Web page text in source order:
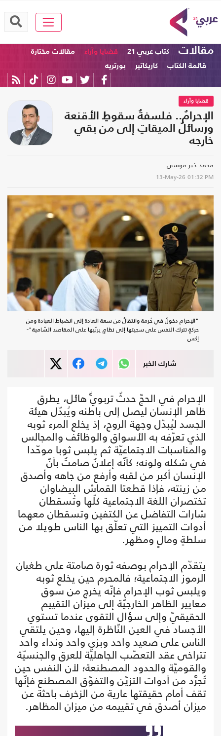
مقالات كتاب عربي 21 قضايا وآراء
مقالات مختارة
قائمة الكتاب
كاريكاتير بورتريه
قضايا وآراء
الإحرامُ.. فلسفةُ سقوطِ الأقنعة
ورسائلُ الميقاتِ إلى من بقي
خارجه
محمد خير موسى
13-May-26 01:32 PM
"الإحرام دخولٌ في حُرمة وانتقالٌ من سعة العادة إلى انضباط العبادة ومن
حركةٍ تترك النفس على سجيتها إلى نظامٍ يربّيها على المقاصد السّامية"-
إكس
شارك الخبر
الإحرام في الحجّ حدثٌ تربويٌّ هائل، يطرق
ظاهر الإنسان ليصل إلى باطنه ويُبدّل هيئة
الجسد ليُبدّل وجهة الروح، إذ يخلع المرء ثوبه
الذي تعرّفه به الأسواق والوظائف والمجالس
والمناسبات الاجتماعيّة ثم يلبس ثوبا موحّدا
في شكله ولونه؛ كأنّه إعلانٌ صامتٌ بأنّ
الإنسان أكبر من لقبه وأرفع من جاهه وأصدق
من زينته، فإذا قطعتا القماش البيضاوان
تختصران اللغة الاجتماعية كلّها وتُسقطان
شارات التفاضل عن الكتفين وتسقطان معهما
أدوات التمييز التي تعلّق بها الناس طويلا من
سلطةٍ ومالٍ ومظهر.
يتقدّم الإحرام بوصفه ثورة صامتة على طغيان
الرموز الاجتماعية؛ فالمحرم حين يخلع ثوبه
ويلبس ثوب الإحرام فإنّه يخرج من سوق
معايير الظاهر الخارجيّة إلى ميزان التقييم
الحقيقيّ وإلى سؤال التقوى عندما تستوي
الأجساد في العين النّاظرة إليها، وحين يلتقي
الناس على صعيد واحد وبزي واحد ونداء واحد
تتراخى عقد التعصّب الجاهليّة للعرق والجنسيّة
والقوميّة والحدود المصطنعة؛ لأن النفس حين
تُجرَّد من أدوات التزيّن والتفوّق المصطنع فإنّها
تقف أمام حقيقتها عارية من الزخرف باحثة عن
ميزان أصدق في تقييمه من ميزان المظاهر.